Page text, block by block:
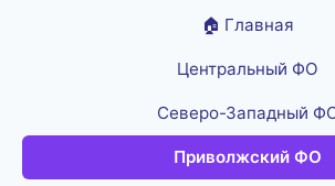
🏠 Главная
Центральный ФО
Северо-Западный
Приволжский ФО